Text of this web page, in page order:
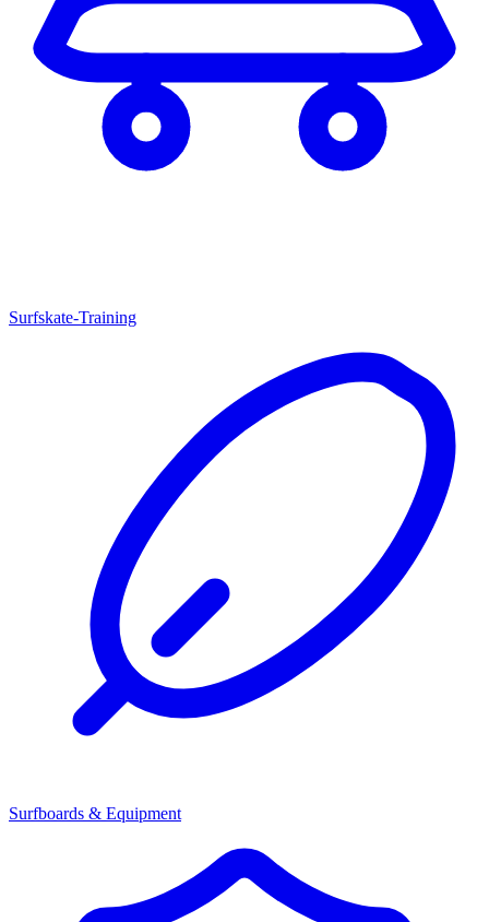
Surfskate-Training
Surfboards & Equipment